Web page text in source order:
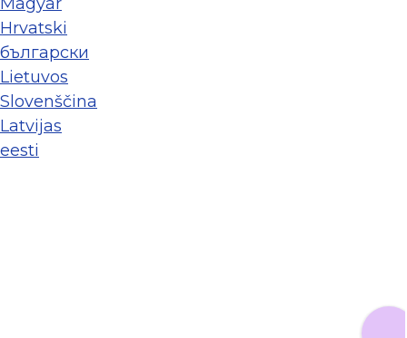
Hrvatski
български
Lietuvos
Slovenščina
Latvijas
eesti